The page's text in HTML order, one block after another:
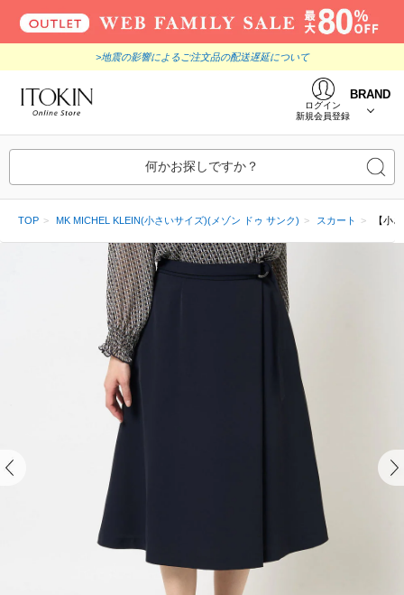
>地震の影響によるご注文品の配送遅延について
ログイン
新規会員登録
BRAND
何かお探しですか？
TOP MK MICHEL KLEIN(小さいサイズ)(メゾン ドゥ サンク) スカート 【小